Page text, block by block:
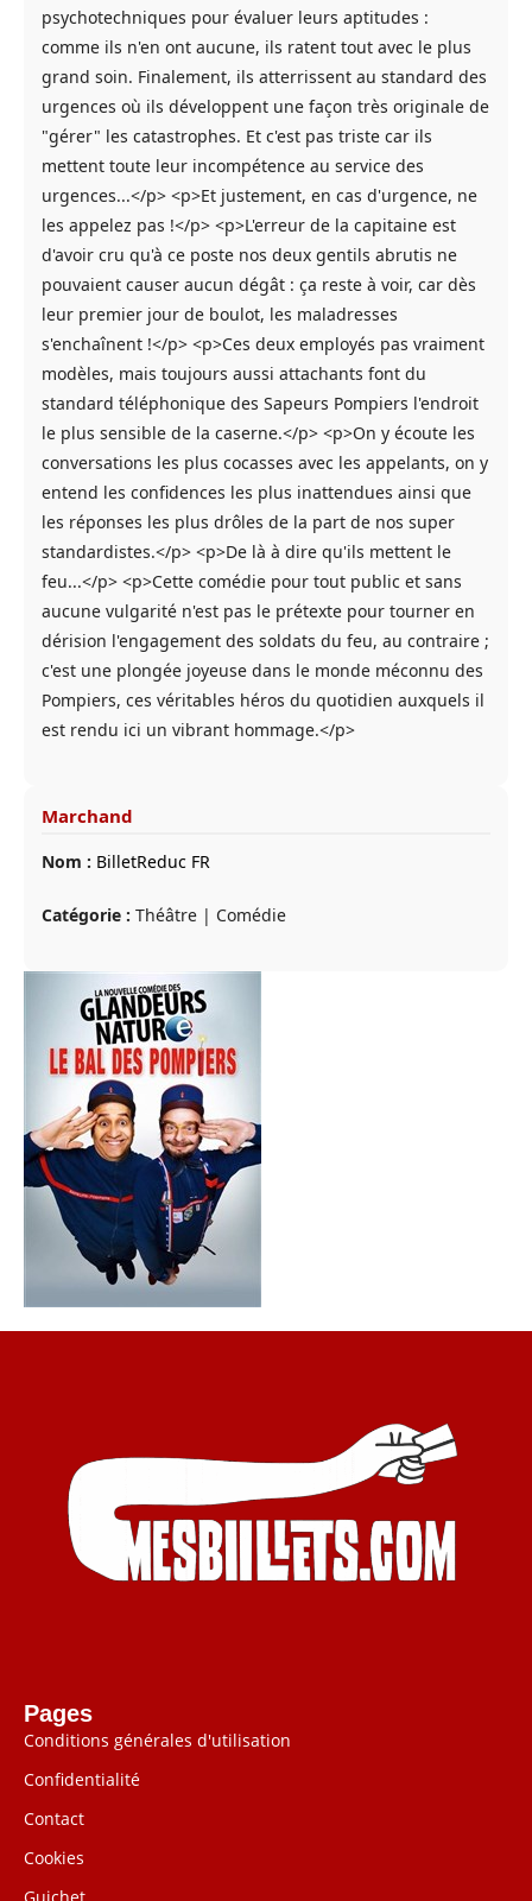
psychotechniques pour évaluer leurs aptitudes :
comme ils n'en ont aucune, ils ratent tout avec le plus
grand soin. Finalement, ils atterrissent au standard des
urgences où ils développent une façon très originale de
"gérer" les catastrophes. Et c'est pas triste car ils
mettent toute leur incompétence au service des
urgences...</p> <p>Et justement, en cas d'urgence, ne
les appelez pas !</p> <p>L'erreur de la capitaine est
d'avoir cru qu'à ce poste nos deux gentils abrutis ne
pouvaient causer aucun dégât : ça reste à voir, car dès
leur premier jour de boulot, les maladresses
s'enchaînent !</p> <p>Ces deux employés pas vraiment
modèles, mais toujours aussi attachants font du
standard téléphonique des Sapeurs Pompiers l'endroit
le plus sensible de la caserne.</p> <p>On y écoute les
conversations les plus cocasses avec les appelants, on y
entend les confidences les plus inattendues ainsi que
les réponses les plus drôles de la part de nos super
standardistes.</p> <p>De là à dire qu'ils mettent le
feu...</p> <p>Cette comédie pour tout public et sans
aucune vulgarité n'est pas le prétexte pour tourner en
dérision l'engagement des soldats du feu, au contraire ;
c'est une plongée joyeuse dans le monde méconnu des
Pompiers, ces véritables héros du quotidien auxquels il
est rendu ici un vibrant hommage.</p>
Marchand
Nom : BilletReduc FR
Catégorie : Théâtre | Comédie
Pages
Conditions générales d'utilisation
Confidentialité
Contact
Cookies